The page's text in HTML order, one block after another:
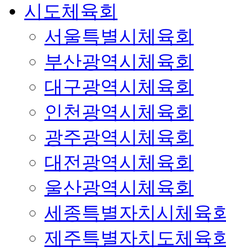
시도체육회
서울특별시체육회
부산광역시체육회
대구광역시체육회
인천광역시체육회
광주광역시체육회
대전광역시체육회
울산광역시체육회
세종특별자치시체육
제주특별자치도체육